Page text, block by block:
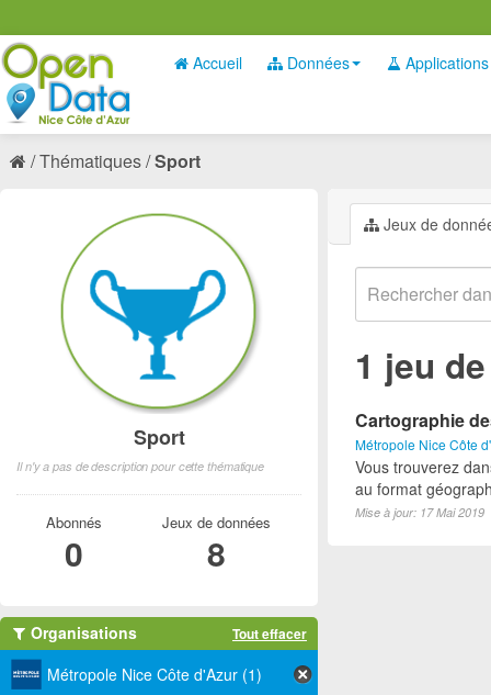
Accueil Données Applications
Thématiques Sport
Jeux de
1 jeu
Cartographie
Métropole Nice Côte
Vous trouverez
au format
Mise à jour: 17 Mai 2019
Sport
Il n'y a pas de description pour cette thématique
Abonnés
0
Jeux de données
8
Organisations Tout effacer
Métropole Nice Côte d'Azur (1)